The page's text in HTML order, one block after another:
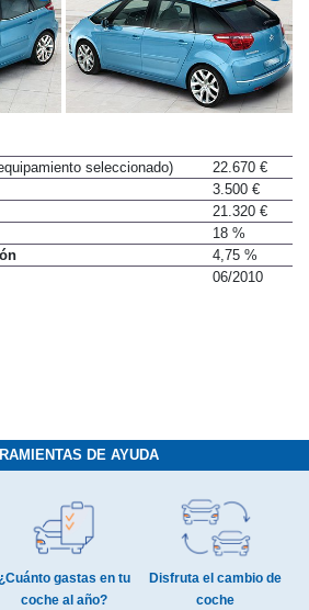
seleccionado)
22.670 €
3.500 €
21.320 €
18 %
4,75 %
06/2010
DE AYUDA
gastas en tu
coche al año?
Disfruta el cambio de
coche